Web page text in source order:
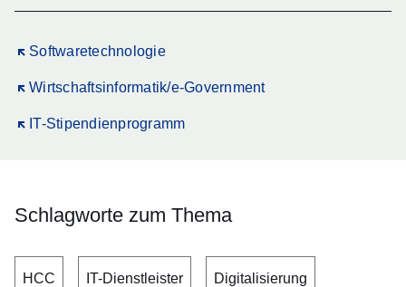
Softwaretechnologie
Öffnet sich in einem neuen Fenster
Wirtschaftsinformatik/e-Government
Öffnet sich in einem neuen Fenster
IT-Stipendienprogramm
Öffnet sich in einem neuen Fenster
Schlagworte zum Thema
HCC IT-Dienstleister Digitalisierung